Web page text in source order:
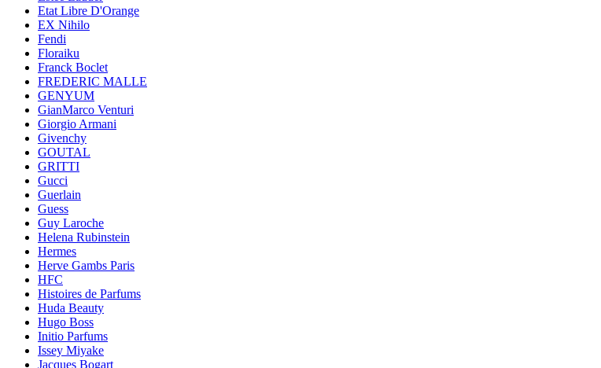
Etat Libre D'Orange
EX Nihilo
Fendi
Floraiku
Franck Boclet
FREDERIC MALLE
GENYUM
GianMarco Venturi
Giorgio Armani
Givenchy
GOUTAL
GRITTI
Gucci
Guerlain
Guess
Guy Laroche
Helena Rubinstein
Hermes
Herve Gambs Paris
HFC
Histoires de Parfums
Huda Beauty
Hugo Boss
Initio Parfums
Issey Miyake
Jacques Bogart